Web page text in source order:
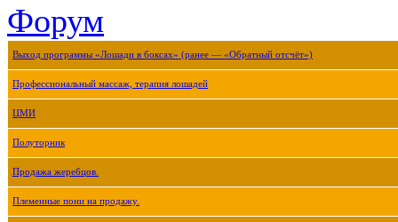
Форум
Выход программы «Лошади в боксах» (ранее — «Обратный отсчёт»)
Профессиональный массаж, терапия лошадей
ЦМИ
Полуторник
Продажа жеребцов.
Племенные пони на продажу.